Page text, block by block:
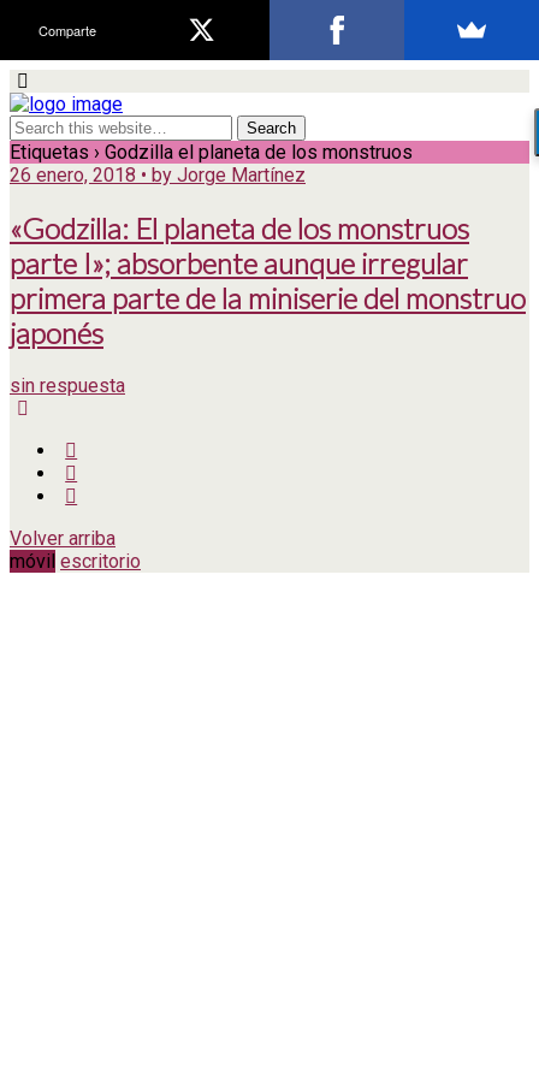
Etiquetas › Godzilla el planeta de los monstruos
26 enero, 2018 • by Jorge Martínez
«Godzilla: El planeta de los monstruos
parte I»; absorbente aunque irregular
primera parte de la miniserie del monstruo
japonés
sin respuesta
Volver arriba
móvil escritorio
Comparte